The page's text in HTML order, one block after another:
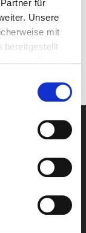
für
Unsere
mit
bereitgestellt